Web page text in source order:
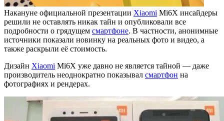
Накануне официальной презентации Xiaomi Mi6X инсайдеры
решили не оставлять никак тайн и опубликовали все
подробности о грядущем смартфоне. В частности, анонимные
источники показали новинку на реальных фото и видео, а
также раскрыли её стоимость.
Дизайн Xiaomi Mi6X уже давно не является тайной — даже
производитель неоднократно показывал смартфон на
фотографиях и рендерах.